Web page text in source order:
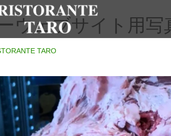
ウェブサイト用写
TARO